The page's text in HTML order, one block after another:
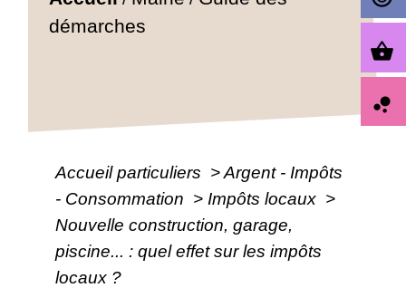
démarches
Accueil particuliers >Argent - Impôts
- Consommation > Impôts locaux >
Nouvelle construction, garage,
piscine... : quel effet sur les impôts
locaux ?
shopping_basket
bubble_chart